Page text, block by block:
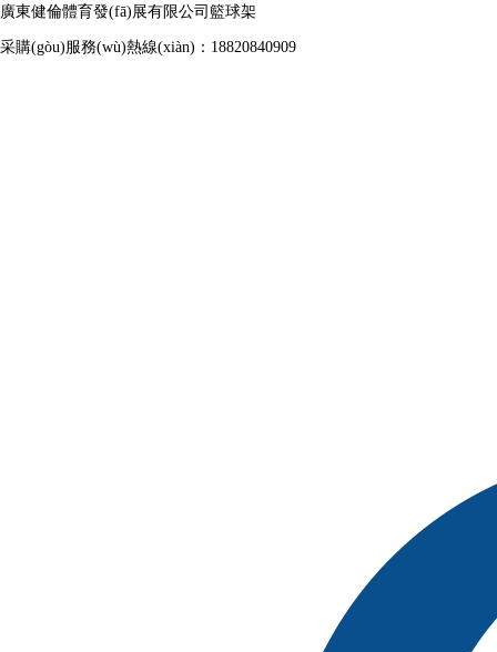
廣東健倫體育發(fā)展有限公司籃球架
采購(gòu)服務(wù)熱線(xiàn)：18820840909